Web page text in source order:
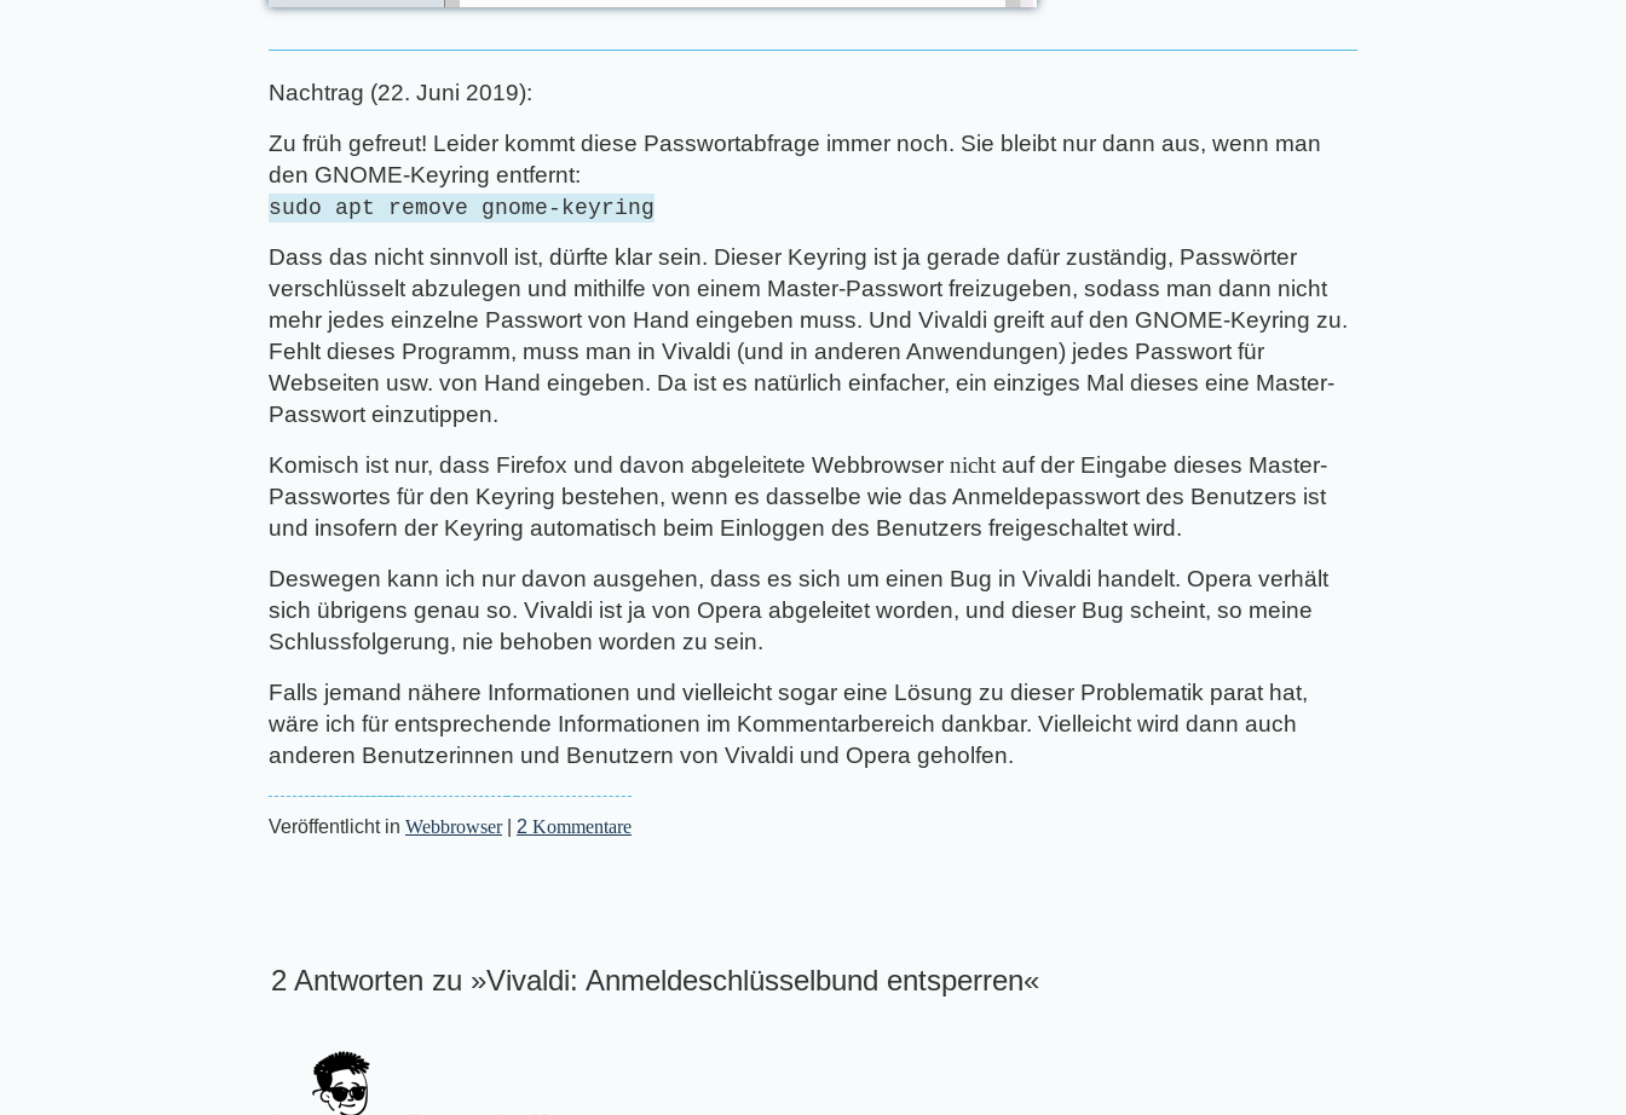
Nachtrag (22. Juni 2019):
Zu früh gefreut! Leider kommt diese Passwortabfrage immer noch. Sie bleibt nur dann aus, wenn man
den GNOME-Keyring entfernt:
sudo apt remove gnome-keyring
Dass das nicht sinnvoll ist, dürfte klar sein. Dieser Keyring ist ja gerade dafür zuständig, Passwörter
verschlüsselt abzulegen und mithilfe von einem Master-Passwort freizugeben, sodass man dann nicht
mehr jedes einzelne Passwort von Hand eingeben muss. Und Vivaldi greift auf den GNOME-Keyring zu.
Fehlt dieses Programm, muss man in Vivaldi (und in anderen Anwendungen) jedes Passwort für
Webseiten usw. von Hand eingeben. Da ist es natürlich einfacher, ein einziges Mal dieses eine Master-
Passwort einzutippen.
Komisch ist nur, dass Firefox und davon abgeleitete Webbrowser nicht auf der Eingabe dieses Master-
Passwortes für den Keyring bestehen, wenn es dasselbe wie das Anmeldepasswort des Benutzers ist
und insofern der Keyring automatisch beim Einloggen des Benutzers freigeschaltet wird.
Deswegen kann ich nur davon ausgehen, dass es sich um einen Bug in Vivaldi handelt. Opera verhält
sich übrigens genau so. Vivaldi ist ja von Opera abgeleitet worden, und dieser Bug scheint, so meine
Schlussfolgerung, nie behoben worden zu sein.
Falls jemand nähere Informationen und vielleicht sogar eine Lösung zu dieser Problematik parat hat,
wäre ich für entsprechende Informationen im Kommentarbereich dankbar. Vielleicht wird dann auch
anderen Benutzerinnen und Benutzern von Vivaldi und Opera geholfen.
Veröffentlicht in Webbrowser 2 Kommentare
2 Antworten zu »Vivaldi: Anmeldeschlüsselbund entsperren«